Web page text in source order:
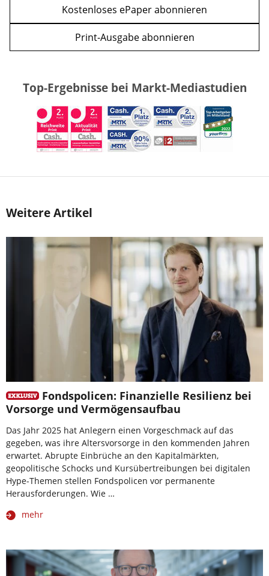
Kostenloses ePaper abonnieren
Print-Ausgabe abonnieren
Top-Ergebnisse bei Markt-Mediastudien
Weitere Artikel
Fondspolicen: Finanzielle Resilienz bei
Vorsorge und Vermögensaufbau
Das Jahr 2025 hat Anlegern einen Vorgeschmack auf das
gegeben, was ihre Altersvorsorge in den kommenden Jahren
erwartet. Abrupte Einbrüche an den Kapitalmärkten,
geopolitische Schocks und Kursübertreibungen bei digitalen
Hype-Themen stellen Fondspolicen vor permanente
Herausforderungen. Wie …
mehr